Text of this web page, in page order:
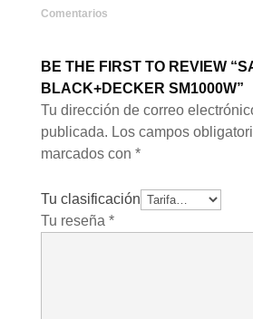
Comentarios
BE THE FIRST TO REVIEW
BLACK+DECKER SM1000W”
Tu dirección de correo
publicada. Los campos
marcados con *
Tu clasificación
Tu reseña *